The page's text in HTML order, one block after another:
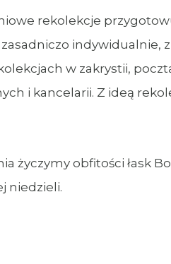
rekolekcje
indywidualnie,
w zakrystii,
i kancelarii. Z ideą
życzymy obfitości łask
niedzieli.